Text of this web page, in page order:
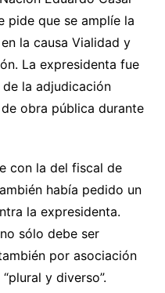
pide que se amplíe la
la causa Vialidad y
La expresidenta fue
la adjudicación
obra pública durante
con la del fiscal de
había pedido un
la expresidenta.
sólo debe ser
por asociación
y diverso”.